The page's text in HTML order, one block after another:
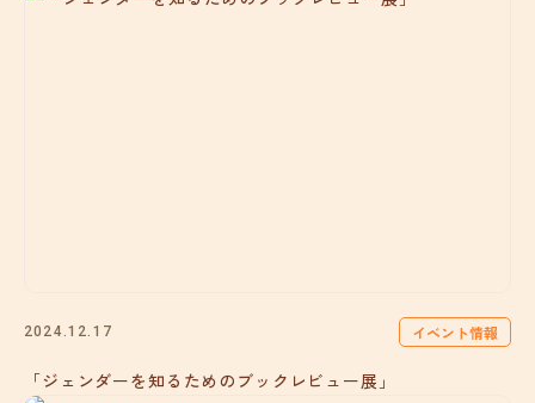
2024.12.17 イベント情報
「ジェンダーを知るためのブックレビュー展」